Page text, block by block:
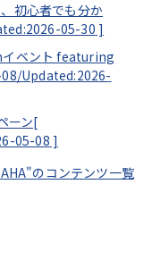
初心者でも分か
05-30 ]
ベント featuring
Updated:2026-
ーン[
05-08 ]
のコンテンツ一覧